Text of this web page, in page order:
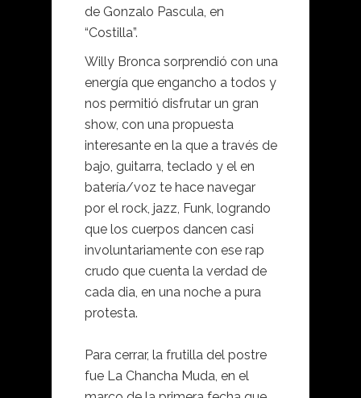
de Gonzalo Pascula, en
“Costilla”.
Willy Bronca sorprendió con una
energía que engancho a todos y
nos permitió disfrutar un gran
show, con una propuesta
interesante en la que a través de
bajo, guitarra, teclado y el en
batería/voz te hace navegar
por el rock, jazz, Funk, logrando
que los cuerpos dancen casi
involuntariamente con ese rap
crudo que cuenta la verdad de
cada dia, en una noche a pura
protesta.
Para cerrar, la frutilla del postre
fue La Chancha Muda, en el